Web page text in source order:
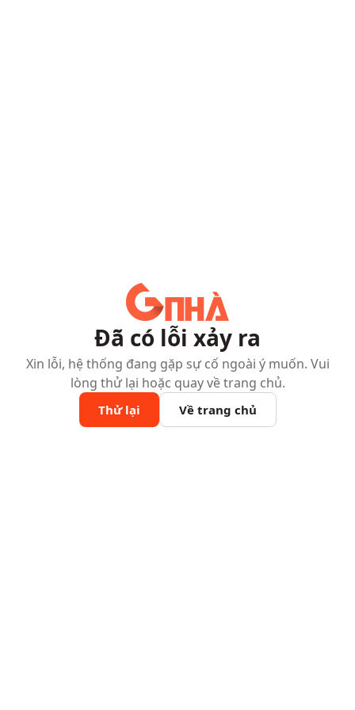
Đã có lỗi xảy ra
Xin lỗi, hệ thống đang gặp sự cố ngoài ý muốn. Vui
lòng thử lại hoặc quay về trang chủ.
Thử lại Về trang chủ